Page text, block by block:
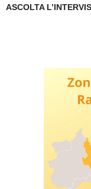
ASCOLTA